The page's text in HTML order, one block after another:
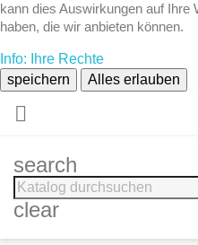
kann dies Auswirkungen auf Ihre
haben, die wir anbieten können.
Info: Ihre Rechte
speichern
Alles erlauben

search
clear